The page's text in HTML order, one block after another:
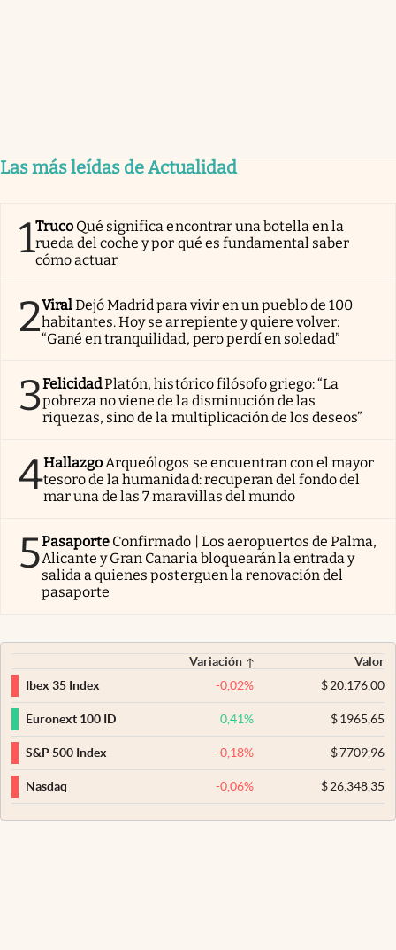
Las más leídas de Actualidad
1Truco Qué significa encontrar una botella en la
rueda del coche y por qué es fundamental saber
cómo actuar
2ViralDejó Madrid para vivir en un pueblo de 100
habitantes. Hoy se arrepiente y quiere volver:
“Gané en tranquilidad, pero perdí en soledad”
3FelicidadPlatón, histórico filósofo griego: “La
pobreza no viene de la disminución de las
riquezas, sino de la multiplicación de los deseos”
4Hallazgo Arqueólogos se encuentran con el mayor
tesoro de la humanidad: recuperan del fondo del
mar una de las 7 maravillas del mundo
5Pasaporte Confirmado | Los aeropuertos de Palma,
Alicante y Gran Canaria bloquearán la entrada y
salida a quienes posterguen la renovación del
pasaporte
Variación
Valor
Ibex 35 Index
-0,02% $20.176,00
Euronext 100 ID 0,41% $1965,65
S&P 500 Index -0,18% $7709,96
Nasdaq -0,06% $26.348,35